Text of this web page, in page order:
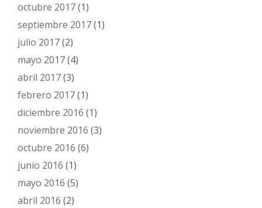
octubre 2017(1)
septiembre 2017(1)
julio 2017(2)
mayo 2017(4)
abril 2017(3)
febrero 2017(1)
diciembre 2016 (1)
noviembre 2016 (3)
octubre 2016 (6)
junio 2016 (1)
mayo 2016 (5)
abril 2016 (2)